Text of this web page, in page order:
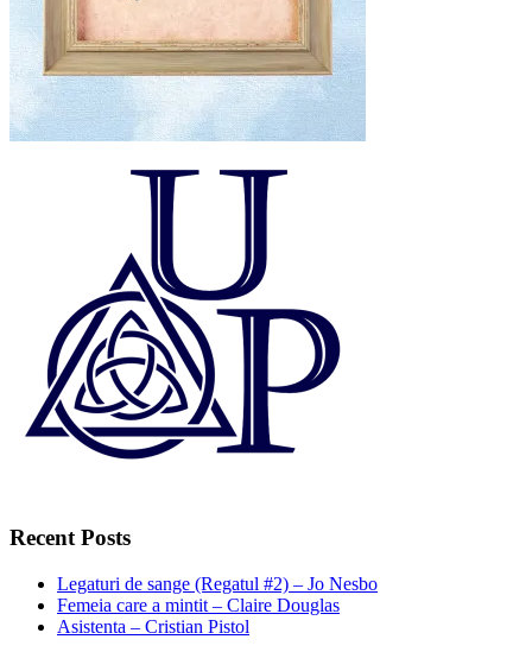
Recent Posts
Legaturi de sange (Regatul #2) – Jo Nesbo
Femeia care a mintit – Claire Douglas
Asistenta – Cristian Pistol